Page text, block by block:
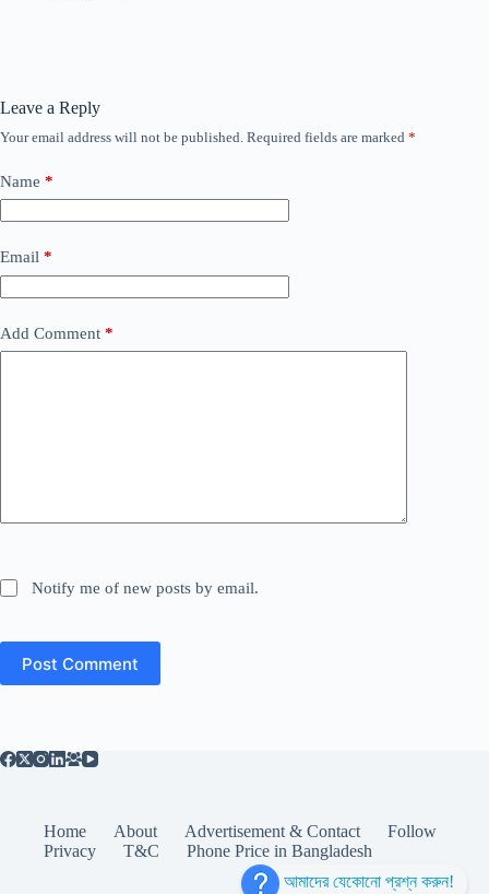
Leave a Reply
Your email address will not be published. Required fields are marked *
Name *
Email *
Add Comment *
Notify me of new posts by email.
Post Comment
Home About Advertisement & Contact
Follow
Privacy
T&C
Phone Price in Bangladesh
আমাদের যেকোনো প্রশ্ন করুন!